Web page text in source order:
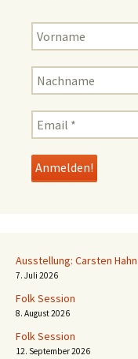
Ausstellung: Carsten
7. Juli 2026
Folk Session
8. August 2026
Folk Session
12. September 2026